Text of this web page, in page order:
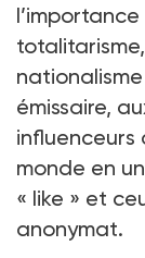
émissaire,
influenceurs
monde en
« like » et
anonymat.